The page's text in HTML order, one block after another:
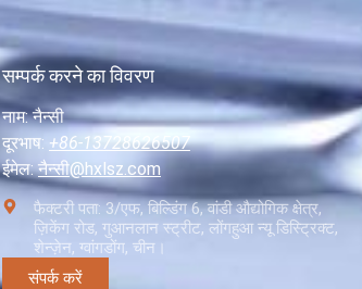
सम्पर्क करने का विवरण
नाम: नैन्सी
दूरभाष: +86-13728626507
ईमेल:नैन्सी@hxlsz.com
फैक्टरी पता: 3/एफ, बिल्डिंग 6, वांडी औद्योगिक क्षेत्र,
ज़िकेंग रोड, गुआनलान स्ट्रीट, लोंगहुआ न्यू डिस्ट्रिक्ट,
शेन्ज़ेन, ग्वांगडोंग, चीन।
संपर्क करें